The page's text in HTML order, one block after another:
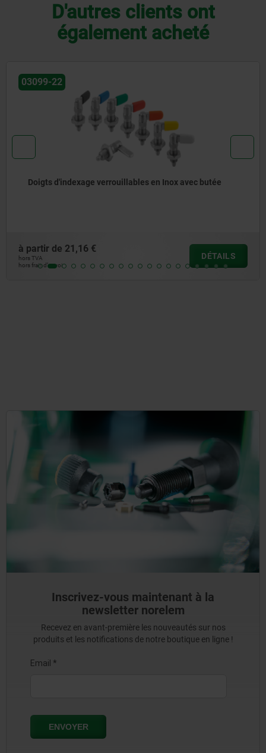
D'autres clients ont
également acheté
03102-06
Gâches, en acier ou laiton pour manettes avec ressort
à partir de2,09 €
hors TVA
hors frais d’envoi
DÉTAILS
Inscrivez-vous maintenant à la
newsletter norelem
Recevez en avant-première les nouveautés sur nos
produits et les notifications de notre boutique en ligne !